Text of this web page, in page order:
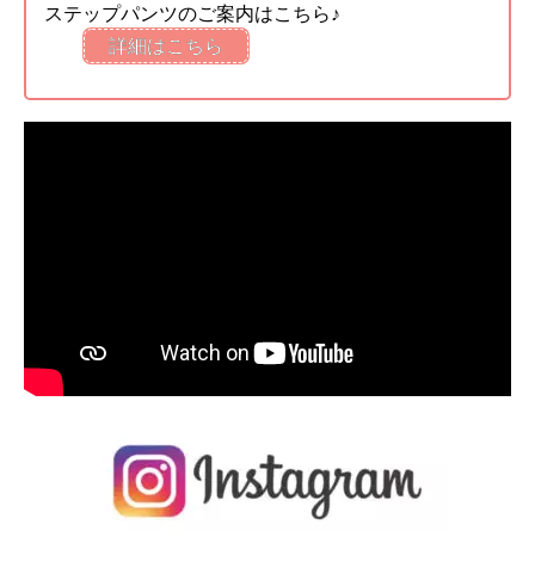
ステップパンツのご案内はこちら♪
詳細はこちら